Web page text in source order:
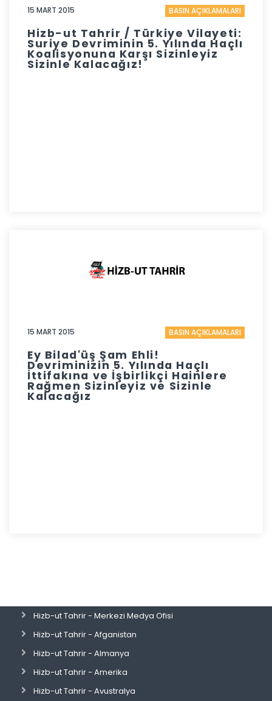
15 MART 2015 BASIN AÇIKLAMALARI
Hizb-ut Tahrir / Türkiye Vilayeti:
Suriye Devriminin 5. Yılında Haçlı
Koalisyonuna Karşı Sizinleyiz
Sizinle Kalacağız!
15 MART 2015 BASIN AÇIKLAMALARI
Ey Bilad'üş Şam Ehli!
Devriminizin 5. Yılında Haçlı
İttifakına ve İşbirlikçi Hainlere
Rağmen Sizinleyiz ve Sizinle
Kalacağız
Hizb-ut Tahrir - Merkezi Medya Ofisi
Hizb-ut Tahrir - Afganistan
Hizb-ut Tahrir - Almanya
Hizb-ut Tahrir - Amerika
Hizb-ut Tahrir - Avustralya